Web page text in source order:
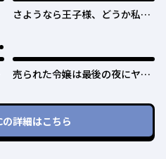
さようなら王子様、どうか私の
売られた令嬢は最後の夜にヤリ
ていると、迎えに来たのは激重
王子様でした〜
の詳細はこちら